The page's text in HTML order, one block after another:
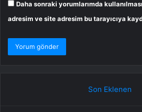
Daha sonraki yorumlarımda
adresim ve site adresim bu tarayıcıya
Son Eklenen